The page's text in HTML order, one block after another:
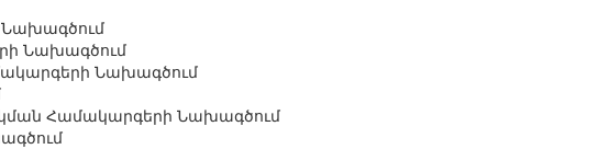
Նախագծում
Նախագծում
Համակարգերի Նախագծում